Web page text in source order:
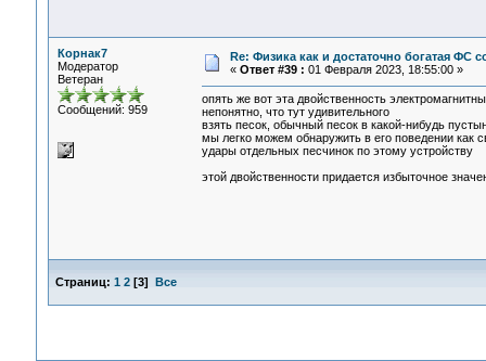
Корнак7
Модератор
Ветеран
Сообщений: 959
Re: Физика как и достаточно богатая ФС
« Ответ #39 : 01 Февраля 2023, 18:55:00 »
опять же вот эта двойственность
непонятно, что тут удивительного
взять песок, обычный песок в какой-нибудь
мы легко можем обнаружить в его поведении как
удары отдельных песчинок по этому устройству
этой двойственности придается избыточное
Страниц: 1 2[3] Все